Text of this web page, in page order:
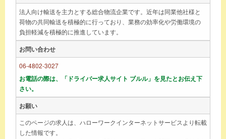
法人向け輸送を主力とする総合物流企業です。近年は同業他社様と
荷物の共同輸送を積極的に行っており、業務の効率化や労働環境の
負担軽減を積極的に推進しています。
お問い合わせ
06-4802-3027
お電話の際は、「ドライバー求人サイト ブルル」を見たとお伝え下
さい。
お願い
このページの求人は、ハローワークインターネットサービスより転載
した情報です。